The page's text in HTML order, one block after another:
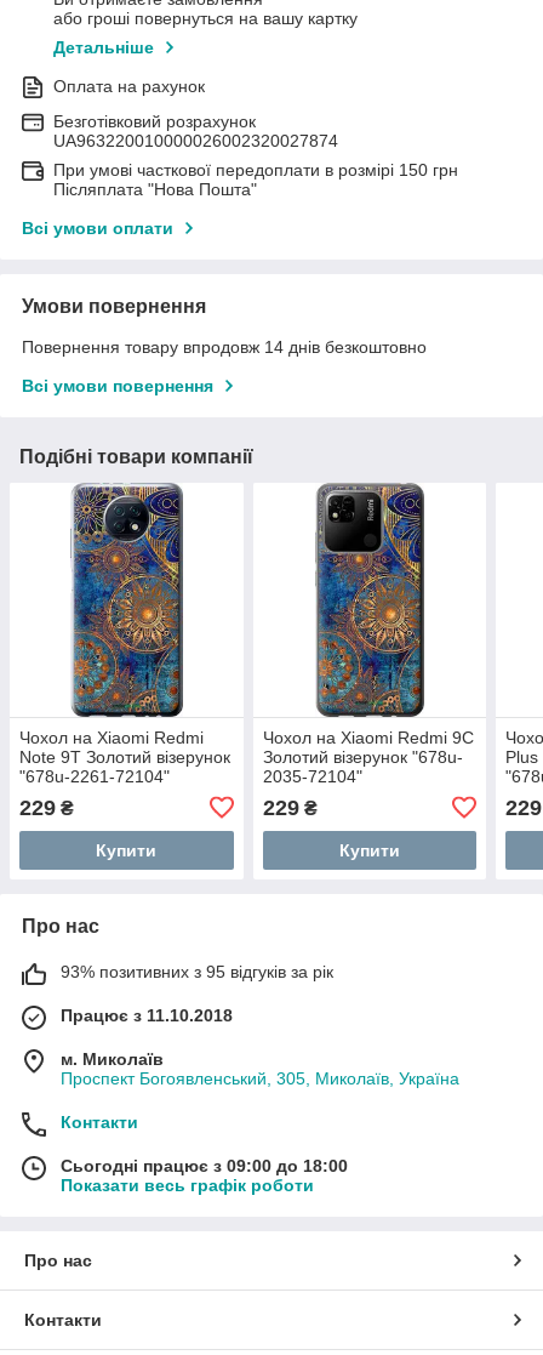
або гроші повернуться на вашу картку
Детальніше
Оплата на рахунок
Безготівковий розрахунок
UA963220010000026002320027874
При умові часткової передоплати в розмірі 150 грн
Післяплата "Нова Пошта"
Всі умови оплати
Умови повернення
Повернення товару впродовж 14 днів безкоштовно
Всі умови повернення
Подібні товари компанії
Чохол на Xiaomi Redmi
Note 9T Золотий візерунок
"678u-2261-72104"
229 ₴
Купити
Чохол на Xiaomi Redmi 9C
Золотий візерунок "678u-
2035-72104"
229₴
Купити
Plus
229
Про нас
93% позитивних з 95 відгуків за рік
Працює з 11.10.2018
м. Миколаїв
Проспект Богоявленський, 305, Миколаїв, Україна
Контакти
Сьогодні працює з 09:00 до 18:00
Показати весь графік роботи
Про нас
Контакти